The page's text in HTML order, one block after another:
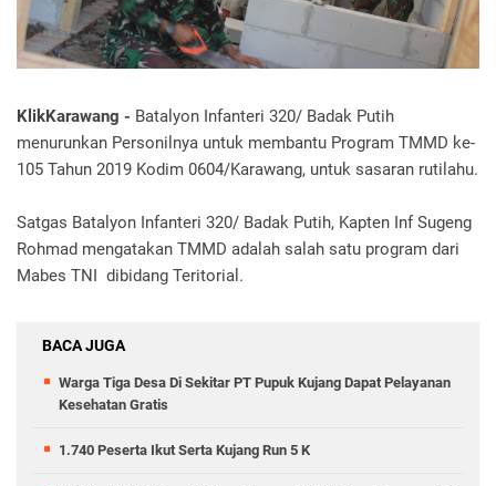
KlikKarawang - Batalyon Infanteri 320/ Badak Putih
menurunkan Personilnya untuk membantu Program TMMD ke-
105 Tahun 2019 Kodim 0604/Karawang, untuk sasaran rutilahu.
Satgas Batalyon Infanteri 320/ Badak Putih, Kapten Inf Sugeng
Rohmad mengatakan TMMD adalah salah satu program dari
Mabes TNI dibidang Teritorial.
BACA JUGA
Warga Tiga Desa Di Sekitar PT Pupuk Kujang Dapat Pelayanan
Kesehatan Gratis
1.740 Peserta Ikut Serta Kujang Run 5 K